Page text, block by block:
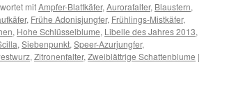
mitAmpfer-Blattkäfer, Aurorafalter, Blaustern,
, Frühe Adonisjungfer, Frühlings-Mistkäfer,
, Hohe Schlüsselblume, Libelle des Jahres 2013,
, Siebenpunkt, Speer-Azurjungfer,
, Zitronenfalter, Zweiblättrige Schattenblume |